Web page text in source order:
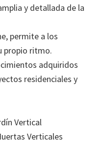
y detallada de la
permite a los
propio ritmo.
adquiridos
residenciales y